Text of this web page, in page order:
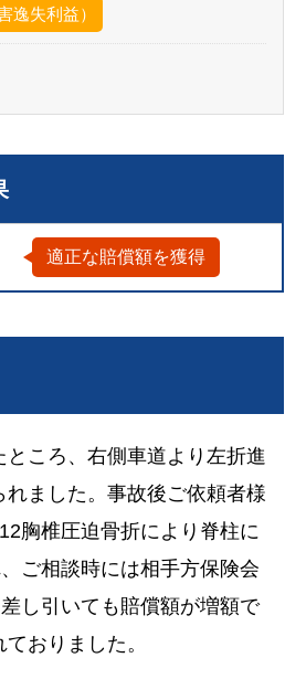
逸失利益）
適正な賠償額を獲得
ころ、右側車道より左折進
ました。事故後ご依頼者様
胸椎圧迫骨折により脊柱に
ご相談時には相手方保険会
し引いても賠償額が増額で
おりました。